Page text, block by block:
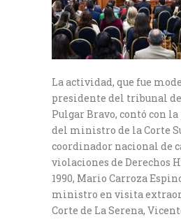
La actividad, que fue
presidente del tribunal
Pulgar Bravo, contó con
del ministro de la Corte
coordinador nacional de
violaciones de Derechos
1990, Mario Carroza
ministro en visita
Corte de La Serena,